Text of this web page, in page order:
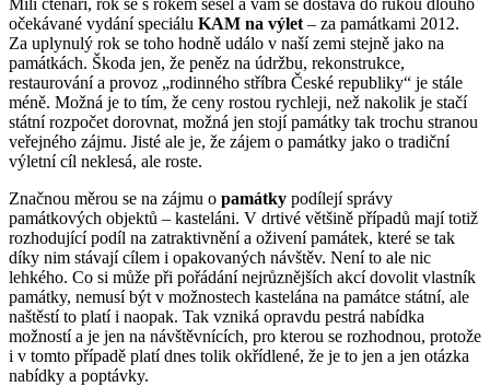
Milí čtenáři, rok se s rokem sešel a vám se dostává do rukou dlouho
očekávané vydání speciálu KAM na výlet– za památkami 2012.
Za uplynulý rok se toho hodně událo v naší zemi stejně jako na
památkách. Škoda jen, že peněz na údržbu, rekonstrukce,
restaurování a provoz „rodinného stříbra České republiky“ je stále
méně. Možná je to tím, že ceny rostou rychleji, než nakolik je stačí
státní rozpočet dorovnat, možná jen stojí památky tak trochu stranou
veřejného zájmu. Jisté ale je, že zájem o památky jako o tradiční
výletní cíl neklesá, ale roste.
Značnou měrou se na zájmu o památky podílejí správy
památkových objektů – kasteláni. V drtivé většině případů mají totiž
rozhodující podíl na zatraktivnění a oživení památek, které se tak
díky nim stávají cílem i opakovaných návštěv. Není to ale nic
lehkého. Co si může při pořádání nejrůznějších akcí dovolit vlastník
památky, nemusí být v možnostech kastelána na památce státní, ale
naštěstí to platí i naopak. Tak vzniká opravdu pestrá nabídka
možností a je jen na návštěvnících, pro kterou se rozhodnou, protože
i v tomto případě platí dnes tolik okřídlené, že je to jen a jen otázka
nabídky a poptávky.